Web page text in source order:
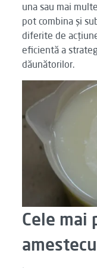
una sau mai
pot combina și
diferite de
eficientă a
dăunătorilor.
Cele mai